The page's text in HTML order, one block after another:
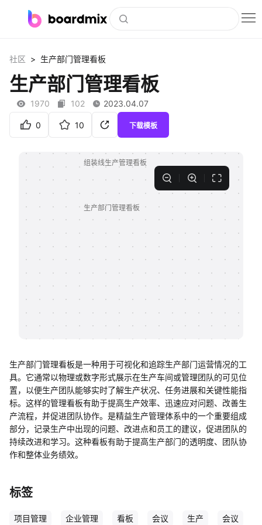
社区资源
下载
私有化部署
支持
知识分享社区
社区 > 生产部门管理看板
生产部门管理看板
1970 102 2023.04.07
0 10 下载模板
生产部门管理看板是一种用于可视化和追踪生产部门运营情况的工
具。它通常以物理或数字形式展示在生产车间或管理团队的可见位
置，以便生产团队能够实时了解生产状况、任务进展和关键性能指
标。这样的管理看板有助于提高生产效率、迅速应对问题、改善生
产流程，并促进团队协作。是精益生产管理体系中的一个重要组成
部分，记录生产中出现的问题、改进点和员工的建议，促进团队的
持续改进和学习。这种看板有助于提高生产部门的透明度、团队协
作和整体业务绩效。
标签
项目管理 企业管理 看板 会议 生产 会议